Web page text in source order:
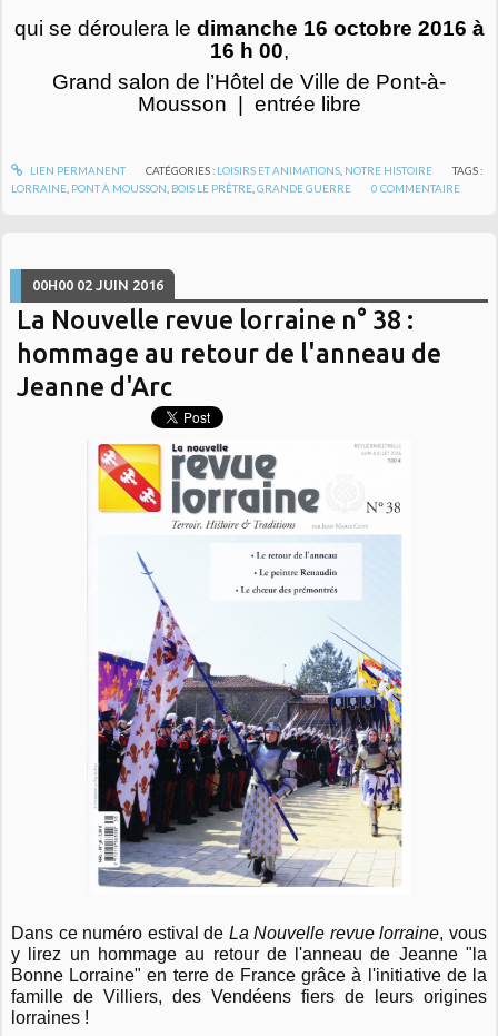
qui se déroulera le dimanche 16 octobre 2016 à
16 h 00,
Grand salon de l’Hôtel de Ville de Pont-à-
Mousson | entrée libre
LIEN PERMANENT CATÉGORIES : LOISIRS ET ANIMATIONS, NOTRE HISTOIRE
TAGS :
LORRAINE PONT À MOUSSON BOIS LE PRÊTRE ,GRANDE GUERRE 0 COMMENTAIRE
00H00 02 JUIN 2016
La Nouvelle revue lorraine n° 38 :
hommage au retour de l'anneau de
Jeanne d'Arc
Dans ce numéro estival de La Nouvelle revue lorraine, vous
y lirez un hommage au retour de l'anneau de Jeanne "la
Bonne Lorraine" en terre de France grâce à l'initiative de la
famille de Villiers, des Vendéens fiers de leurs origines
lorraines !